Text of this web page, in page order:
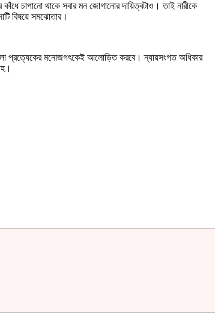
চাপানো থাকে সবার মন জোগানোর দায়িত্বটাও। তাই নারীকে
বিষয়ে সমঝোতার।
প্রত্যেকের মনোজগৎকেই আলোড়িত করবে। ন্যায়সংগত অধিকার